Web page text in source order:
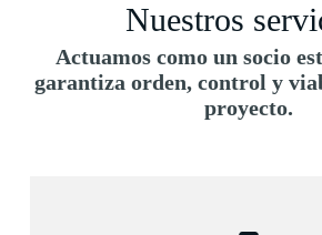
Nuestros
Actuamos como unsocio
garantiza orden, control y
proyecto.